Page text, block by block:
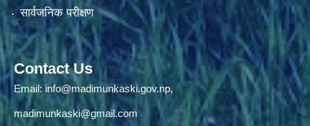
सार्वजनिक परीक्षण
Contact Us
Email: info@madimunkaski.gov.np,
madimunkaski@gmail.com